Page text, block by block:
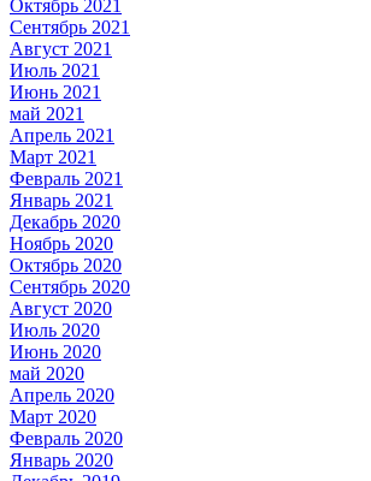
Октябрь 2021
Сентябрь 2021
Август 2021
Июль 2021
Июнь 2021
май 2021
Апрель 2021
Март 2021
Февраль 2021
Январь 2021
Декабрь 2020
Ноябрь 2020
Октябрь 2020
Сентябрь 2020
Август 2020
Июль 2020
Июнь 2020
май 2020
Апрель 2020
Март 2020
Февраль 2020
Январь 2020